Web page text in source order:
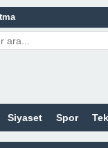
Nelerdir?
Nelerdir?
Nelerdir?
Bayan Sitesi
Siyaset Spor